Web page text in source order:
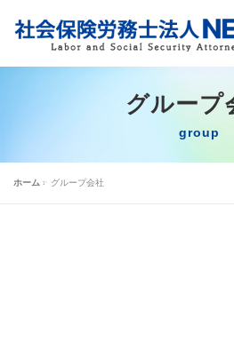
お役立ち情報
採用情報 よくあるご質問
グループ
ホーム » グループ会社